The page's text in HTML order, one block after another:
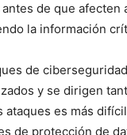
de que afecten
la información
de
y se dirigen
ataques es más
de protección de